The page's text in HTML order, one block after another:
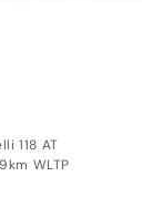
118 AT
WLTP